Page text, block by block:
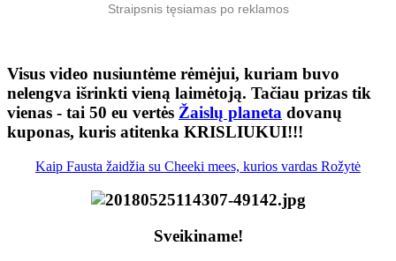
Straipsnis tęsiamas po reklamos
Visus video nusiuntėme rėmėjui, kuriam buvo
nelengva išrinkti vieną laimėtoją. Tačiau prizas tik
vienas - tai 50 eu vertės Žaislų planeta dovanų
kuponas, kuris atitenka KRISLIUKUI!!!
Kaip Fausta žaidžia su Cheeki mees, kurios vardas Rožytė
Sveikiname!